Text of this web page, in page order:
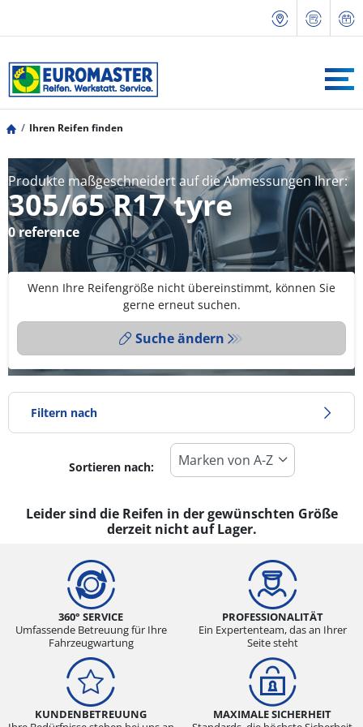
Ihren Reifen finden
Produkte maßgeschneidert auf die Abmessungen Ihrer:
305/65 R17 tyre
0 reference
Wenn Ihre Reifengröße nicht übereinstimmt, können Sie
gerne erneut suchen.
Suche ändern
Filtern nach
Reifentyp
Alle Arten (0)
Winter (0)
Sommer (0)
Ganzjahresreifen (0)
Fahrzeugmodell
Alle Arten (0)
Pkw (0)
Sortieren nach:
Leider sind die Reifen in der gewünschten Größe
derzeit nicht auf Lager.
360° SERVICE
Umfassende Betreuung für Ihre
Fahrzeugwartung
PROFESSIONALITÄT
Ein Expertenteam, das an Ihrer
Seite steht
KUNDENBETREUUNG
MAXIMALE SICHERHEIT